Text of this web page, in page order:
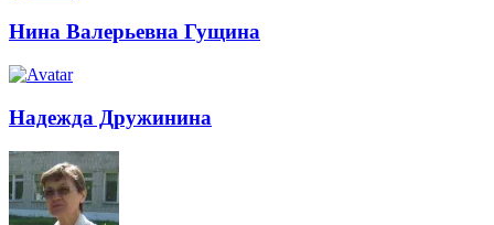
Нина Валерьевна Гущина
Надежда Дружинина